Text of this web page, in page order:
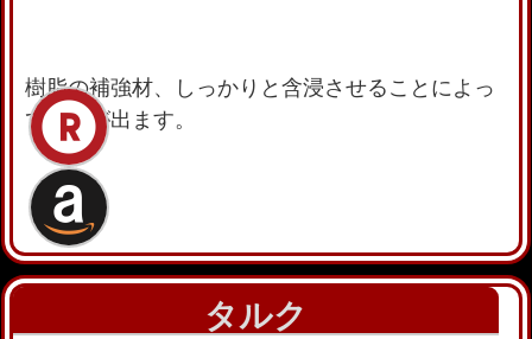
樹脂の補強材、しっかりと含浸させることによっ
て強度が出ます。
タルク